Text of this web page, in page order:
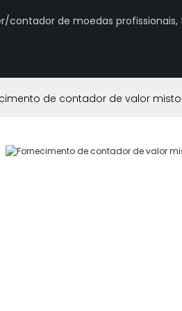
contador de moedas
de contador de valor misto